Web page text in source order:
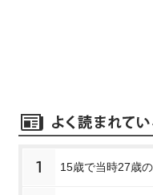
1 15歳で当時27歳